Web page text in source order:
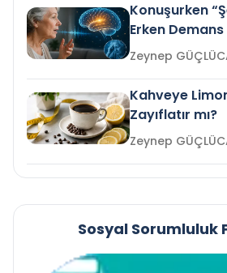
Konuşurken
Erken
mi?
Zeynep
Kahveye
Zayıflatır mı?
Zeynep
Sosyal Sorumluluk